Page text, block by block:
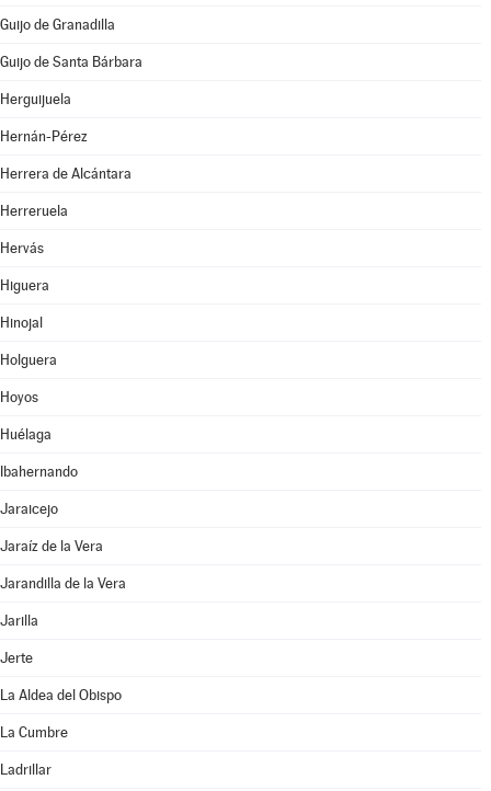
Guijo de Granadilla
Guijo de Santa Bárbara
Herguijuela
Hernán-Pérez
Herrera de Alcántara
Herreruela
Hervás
Higuera
Hinojal
Holguera
Hoyos
Huélaga
Ibahernando
Jaraicejo
Jaraíz de la Vera
Jarandilla de la Vera
Jarilla
Jerte
La Aldea del Obispo
La Cumbre
Ladrillar